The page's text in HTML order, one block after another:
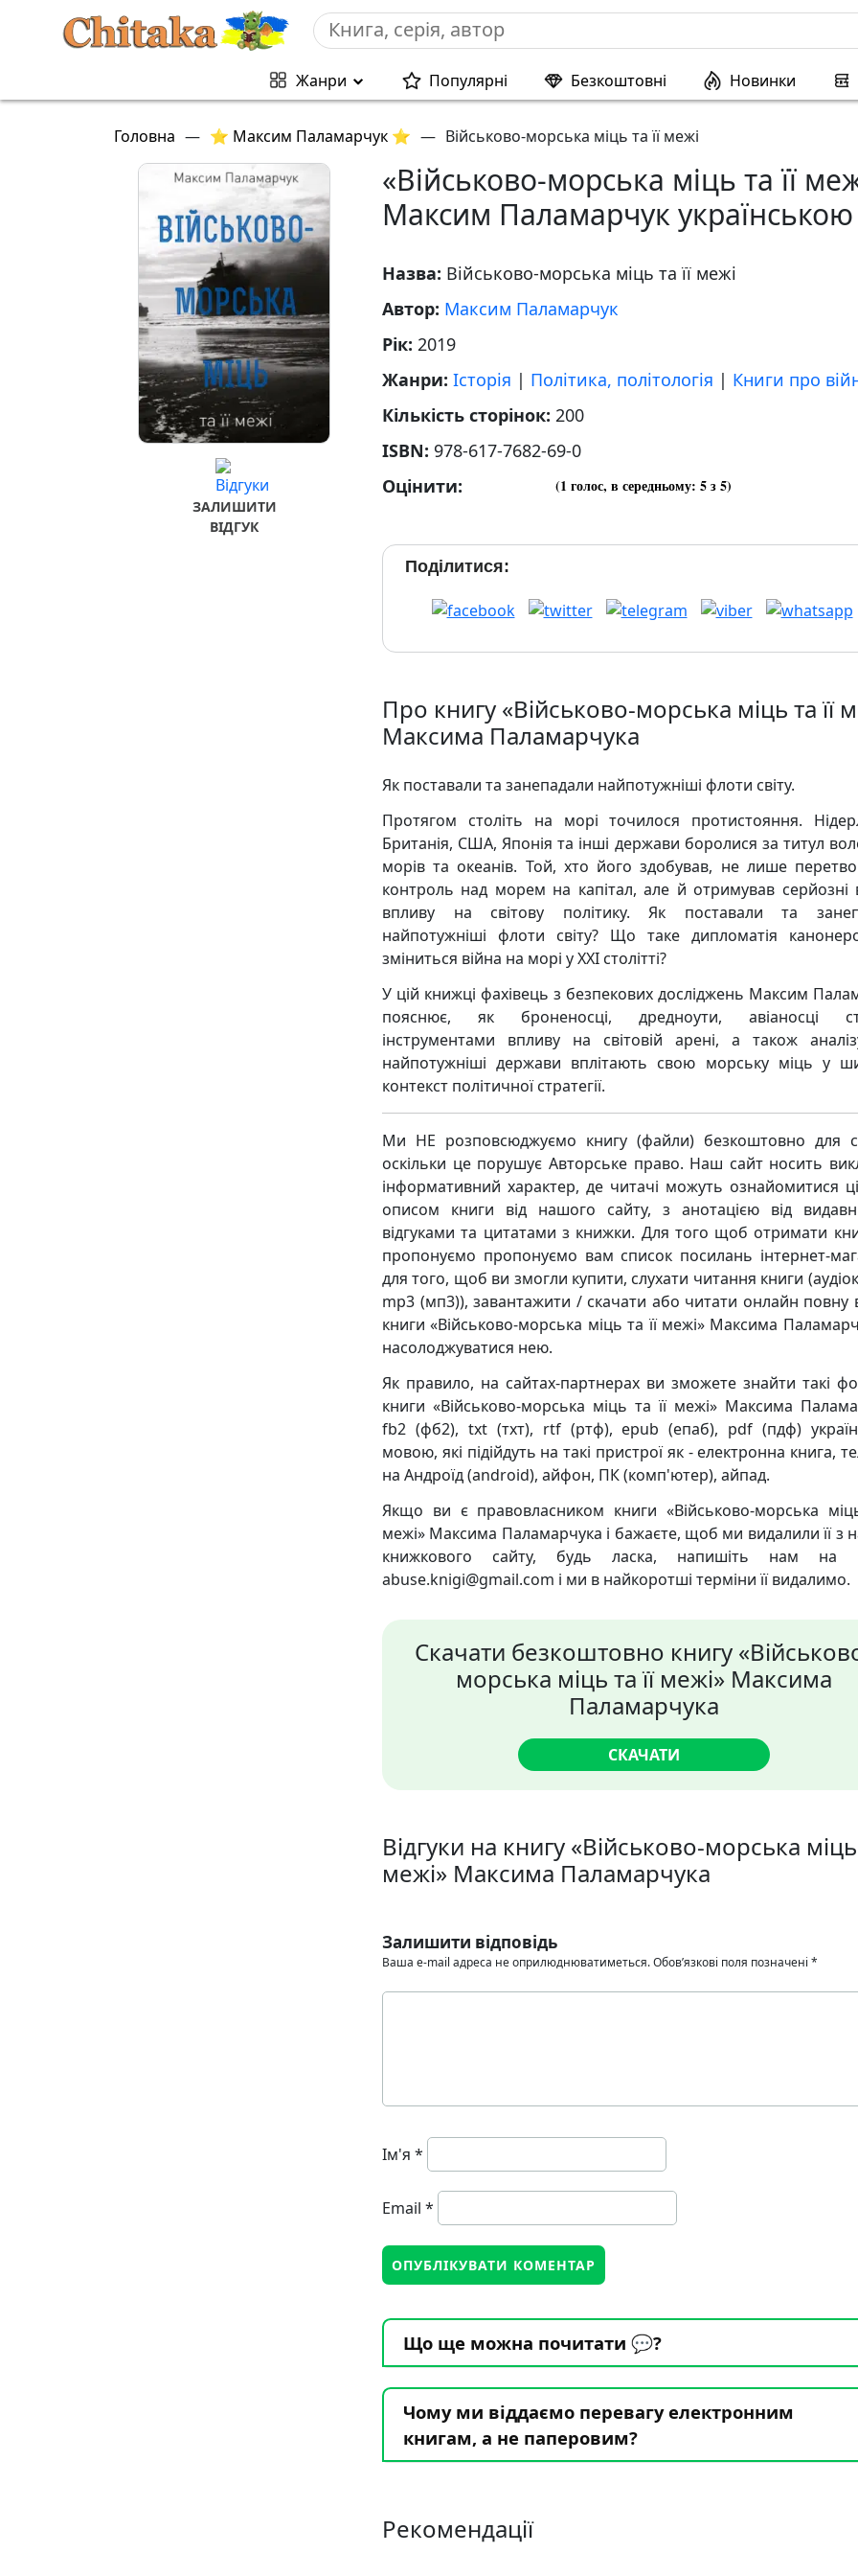
Жанри Популярні Безкоштовні Новинки
Головна — ⭐ Максим Паламарчук ⭐ — Військово-морська міць та її межі
ЗАЛИШИТИ
ВІДГУК
«Військово-морська міць та її
Максим Паламарчук українською
Назва: Військово-морська міць та її межі
Автор: Максим Паламарчук
Рік: 2019
Жанри: Історія | Політика, політологія | Книги про
Кількість сторінок: 200
ISBN: 978-617-7682-69-0
Оцінити:
(1 голос, в середньому: 5з 5)
Поділитися:
Про книгу «Військово-морська міць та її
Максима Паламарчука
Як поставали та занепадали найпотужніші флоти світу.
Протягом століть на морі точилося протистояння.
Британія, США, Японія та інші держави боролися за титул
морів та океанів. Той, хто його здобував, не лише
контроль над морем на капітал, але й отримував серйозні
впливу на світову політику. Як поставали та
найпотужніші флоти світу? Що таке дипломатія
зміниться війна на морі у XXI столітті?
У цій книжці фахівець з безпекових досліджень Максим
пояснює, як броненосці, дредноути, авіаносці
інструментами впливу на світовій арені, а також
найпотужніші держави вплітають свою морську міць у
контекст політичної стратегії.
Ми НЕ розповсюджуємо книгу (файли) безкоштовно для
оскільки це порушує Авторське право. Наш сайт носить
інформативний характер, де читачі можуть ознайомитися
описом книги від нашого сайту, з анотацією від
відгуками та цитатами з книжки. Для того щоб отримати
пропонуємо пропонуємо вам список посилань інтернет-
для того, щоб ви змогли купити, слухати читання книги
mp3 (мп3)), завантажити / скачати або читати онлайн повну
книги «Військово-морська міць та її межі» Максима
насолоджуватися нею.
Як правило, на сайтах-партнерах ви зможете знайти такі
книги «Військово-морська міць та її межі» Максима
fb2 (фб2), txt (тхт), rtf (ртф), epub (епаб), pdf (пдф)
мовою, які підійдуть на такі пристрої як - електронна книга,
на Андроїд (android), айфон, ПК (комп'ютер), айпад.
Якщо ви є правовласником книги «Військово-морська
межі» Максима Паламарчука і бажаєте, щоб ми видалили її з
книжкового сайту, будь ласка, напишіть нам на
abuse.knigi@gmail.com і ми в найкоротші терміни її видалимо.
Скачати безкоштовно книгу
морська міць та її межі» Максима
Паламарчука
СКАЧАТИ
Відгуки на книгу «Військово-морська міць
межі» Максима Паламарчука
Залишити відповідь
Ваша e-mail адреса не оприлюднюватиметься.Обов’язкові поля позначені *
Ім'я *
Email *
Що ще можна почитати 💬?
Чому ми віддаємо перевагу електронним
книгам, а не паперовим?
Рекомендації